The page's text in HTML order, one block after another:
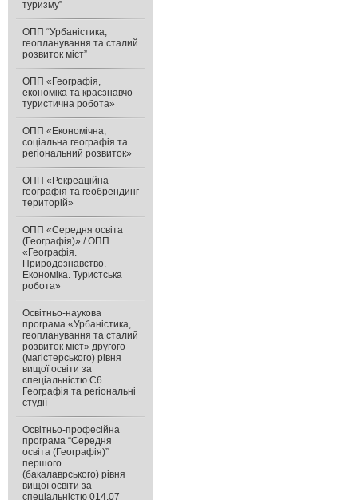
туризму”
ОПП “Урбаністика,
геопланування та сталий
розвиток міст”
ОПП «Географія,
економіка та краєзнавчо-
туристична робота»
ОПП «Економічна,
соціальна географія та
регіональний розвиток»
ОПП «Рекреаційна
географія та геобрендинг
територій»
ОПП «Середня освіта
(Географія)» / ОПП
«Географія.
Природознавство.
Економіка. Туристська
робота»
Освітньо-наукова
програма «Урбаністика,
геопланування та сталий
розвиток міст» другого
(магістерського) рівня
вищої освіти за
спеціальністю С6
Географія та регіональні
студії
Освітньо-професійна
програма “Середня
освіта (Географія)”
першого
(бакалаврського) рівня
вищої освіти за
спеціальністю 014.07